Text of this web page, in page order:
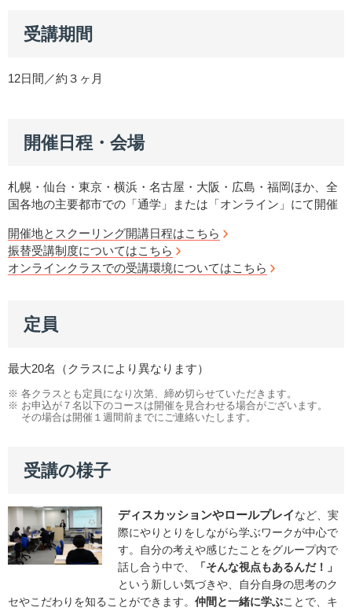
受講期間
12日間／約３ヶ月
開催日程・会場
札幌・仙台・東京・横浜・名古屋・大阪・広島・福岡ほか、全
国各地の主要都市での「通学」または「オンライン」にて開催
開催地とスクーリング開講日程はこちら
振替受講制度についてはこちら
オンラインクラスでの受講環境についてはこちら
定員
最大20名（クラスにより異なります）
※ 各クラスとも定員になり次第、締め切らせていただきます。
※ お申込が７名以下のコースは開催を見合わせる場合がございます。
その場合は開催１週間前までにご連絡いたします。
受講の様子
ディスカッションやロールプレイなど、実
際にやりとりをしながら学ぶワークが中心で
す。自分の考えや感じたことをグループ内で
話し合う中で、
「そんな視点もあるんだ！」
という新しい気づきや、自分自身の思考のク
セやこだわりを知ることができます。 仲間と一緒に学ぶことで、キ